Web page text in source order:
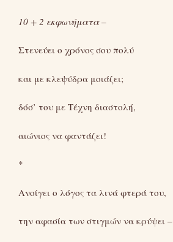
10 + 2 εκφωνήματα –
Στενεύει ο χρόνος σου πολύ
και με κλεψύδρα μοιάζει;
δόσ’ του με Τέχνη διαστολή,
αιώνιος να φαντάζει!
*
Ανοίγει ο λόγος τα λινά φτερά του,
την αφασία των στιγμών να κρύψει –